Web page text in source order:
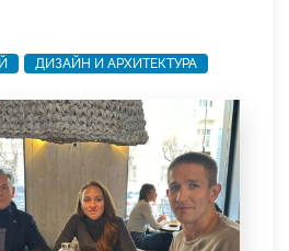
ДИЗАЙН И АРХИТЕКТУРА